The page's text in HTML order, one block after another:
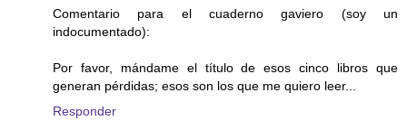
Comentario para el cuaderno gaviero (soy un
indocumentado):
Por favor, mándame el título de esos cinco libros que
generan pérdidas; esos son los que me quiero leer...
Responder